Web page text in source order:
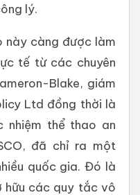
lý.
này càng được làm
tế từ các chuyên
Blake, giám
Ltd đồng thời là
nhiệm thể thao an
đã chỉ ra một
quốc gia. Đó là
hữu các quy tắc vô